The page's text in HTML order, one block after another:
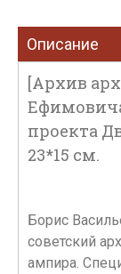
Описание
[Архив
проекта
23*15 см.
Борис
советский
ампира.